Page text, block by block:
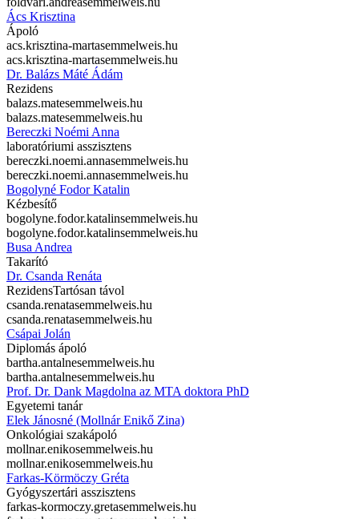
Ács Krisztina
Ápoló
acs.krisztina-martasemmelweis.hu
acs.krisztina-martasemmelweis.hu
Dr. Balázs Máté Ádám
Rezidens
balazs.matesemmelweis.hu
balazs.matesemmelweis.hu
Bereczki Noémi Anna
laboratóriumi asszisztens
bereczki.noemi.annasemmelweis.hu
bereczki.noemi.annasemmelweis.hu
Bogolyné Fodor Katalin
Kézbesítő
bogolyne.fodor.katalinsemmelweis.hu
bogolyne.fodor.katalinsemmelweis.hu
Busa Andrea
Takarító
Dr. Csanda Renáta
RezidensTartósan távol
csanda.renatasemmelweis.hu
csanda.renatasemmelweis.hu
Csápai Jolán
Diplomás ápoló
bartha.antalnesemmelweis.hu
bartha.antalnesemmelweis.hu
Prof. Dr. Dank Magdolna az MTA doktora PhD
Egyetemi tanár
Elek Jánosné (Mollnár Enikő Zina)
Onkológiai szakápoló
mollnar.enikosemmelweis.hu
mollnar.enikosemmelweis.hu
Farkas-Körmöczy Gréta
Gyógyszertári asszisztens
farkas-kormoczy.gretasemmelweis.hu